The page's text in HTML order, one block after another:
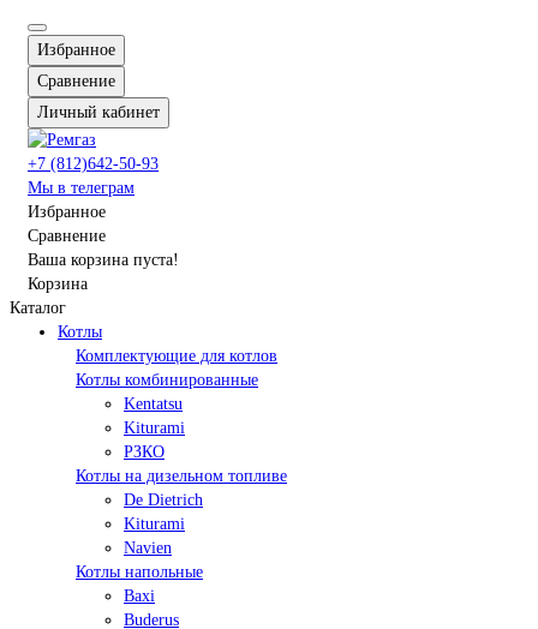
Избранное
Сравнение
Личный кабинет
+7 (812)642-50-93
Мы в телеграм
Избранное
Сравнение
Ваша корзина пуста!
Корзина
Каталог
Котлы
Комплектующие для котлов
Котлы комбинированные
Kentatsu
Kiturami
РЗКО
Котлы на дизельном топливе
De Dietrich
Kiturami
Navien
Котлы напольные
Baxi
Buderus